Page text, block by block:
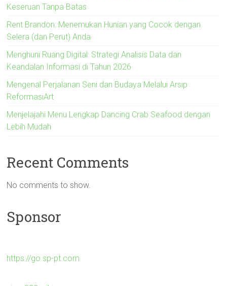
Keseruan Tanpa Batas
Rent Brandon: Menemukan Hunian yang Cocok dengan
Selera (dan Perut) Anda
Menghuni Ruang Digital: Strategi Analisis Data dan
Keandalan Informasi di Tahun 2026
Mengenal Perjalanan Seni dan Budaya Melalui Arsip
ReformasiArt
Menjelajahi Menu Lengkap Dancing Crab Seafood dengan
Lebih Mudah
Recent Comments
No comments to show.
Sponsor
https://go.sp-pt.com